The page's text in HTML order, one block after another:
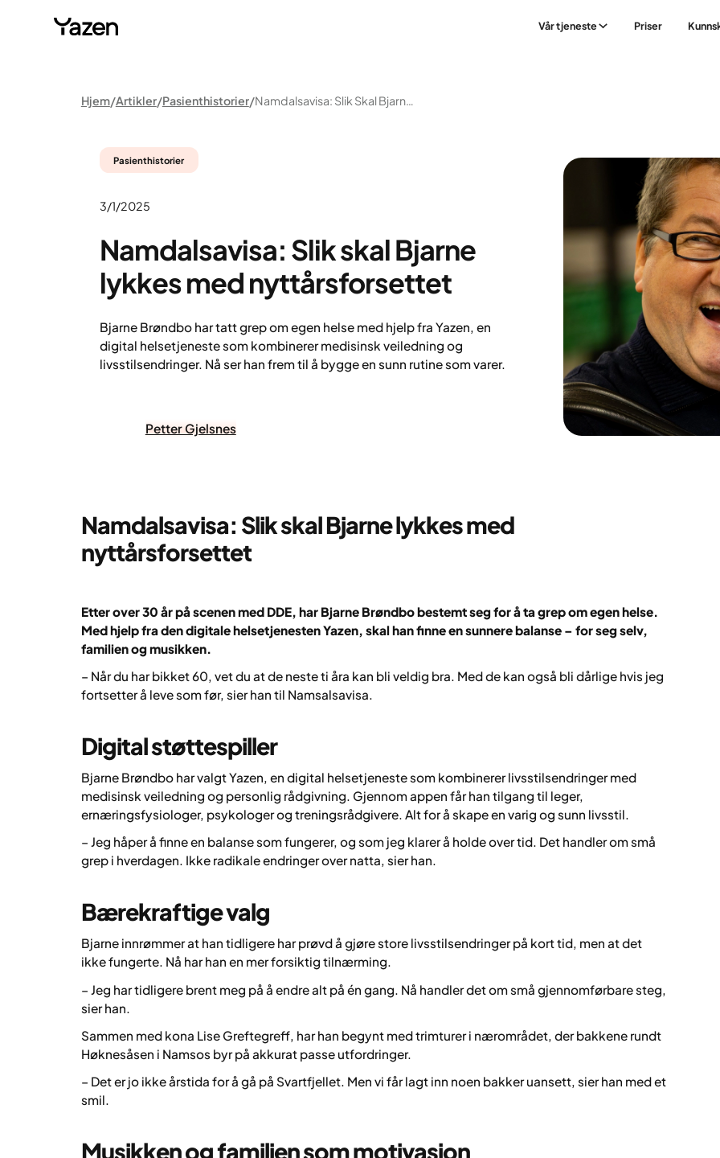
Vår tjeneste Priser
Hjem Artikler Pasienthistorier Namdalsavisa: Slik Skal Bjarne Lykkes Med Nyttårsforsettet
Pasienthistorier
3/1/2025
Namdalsavisa: Slik skal Bjarne
lykkes med nyttårsforsettet
Bjarne Brøndbo har tatt grep om egen helse med hjelp fra Yazen, en
digital helsetjeneste som kombinerer medisinsk veiledning og
livsstilsendringer. Nå ser han frem til å bygge en sunn rutine som varer.
Petter Gjelsnes
Namdalsavisa: Slik skal Bjarne lykkes med
nyttårsforsettet
Etter over 30 år på scenen med DDE, har Bjarne Brøndbo bestemt seg for å ta grep om egen helse.
Med hjelp fra den digitale helsetjenesten Yazen, skal han finne en sunnere balanse – for seg selv,
familien og musikken.
– Når du har bikket 60, vet du at de neste ti åra kan bli veldig bra. Med de kan også bli dårlige hvis jeg
fortsetter å leve som før, sier han til Namsalsavisa.
Digital støttespiller
Bjarne Brøndbo har valgt Yazen, en digital helsetjeneste som kombinerer livsstilsendringer med
medisinsk veiledning og personlig rådgivning. Gjennom appen får han tilgang til leger,
ernæringsfysiologer, psykologer og treningsrådgivere. Alt for å skape en varig og sunn livsstil.
– Jeg håper å finne en balanse som fungerer, og som jeg klarer å holde over tid. Det handler om små
grep i hverdagen. Ikke radikale endringer over natta, sier han.
Bærekraftige valg
Bjarne innrømmer at han tidligere har prøvd å gjøre store livsstilsendringer på kort tid, men at det
ikke fungerte. Nå har han en mer forsiktig tilnærming.
– Jeg har tidligere brent meg på å endre alt på én gang. Nå handler det om små gjennomførbare steg,
sier han.
Sammen med kona Lise Greftegreff, har han begynt med trimturer i nærområdet, der bakkene rundt
Høknesåsen i Namsos byr på akkurat passe utfordringer.
– Det er jo ikke årstida for å gå på Svartfjellet. Men vi får lagt inn noen bakker uansett, sier han med et
smil.
Musikken og familien som motivasjon